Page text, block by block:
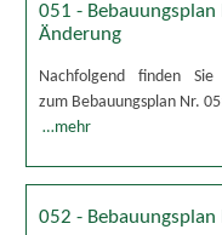
051 -
Änderung
Nachfolgend finden
zum Bebauungsplan Nr.
…mehr
052 - Bebauungsplan